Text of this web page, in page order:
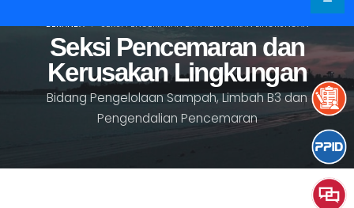
Seksi Pencemaran dan
Kerusakan Lingkungan
Bidang Pengelolaan Sampah, Limbah B3 dan
Pengendalian Pencemaran
BERANDA SEKSI PENCEMARAN DAN KERUSAKAN LINGKUNGAN